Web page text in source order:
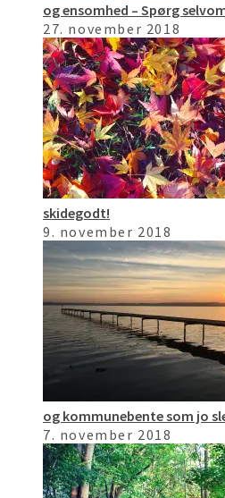
og ensomhed – Spørg
27. november 2018
skidegodt!
9. november 2018
og kommunebente som jo
7. november 2018